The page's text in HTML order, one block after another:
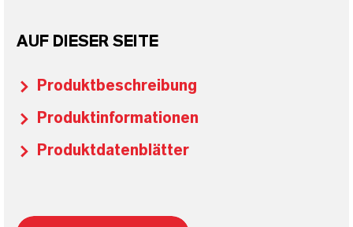
AUF DIESER SEITE
Produktbeschreibung
Produktinformationen
Produktdatenblätter